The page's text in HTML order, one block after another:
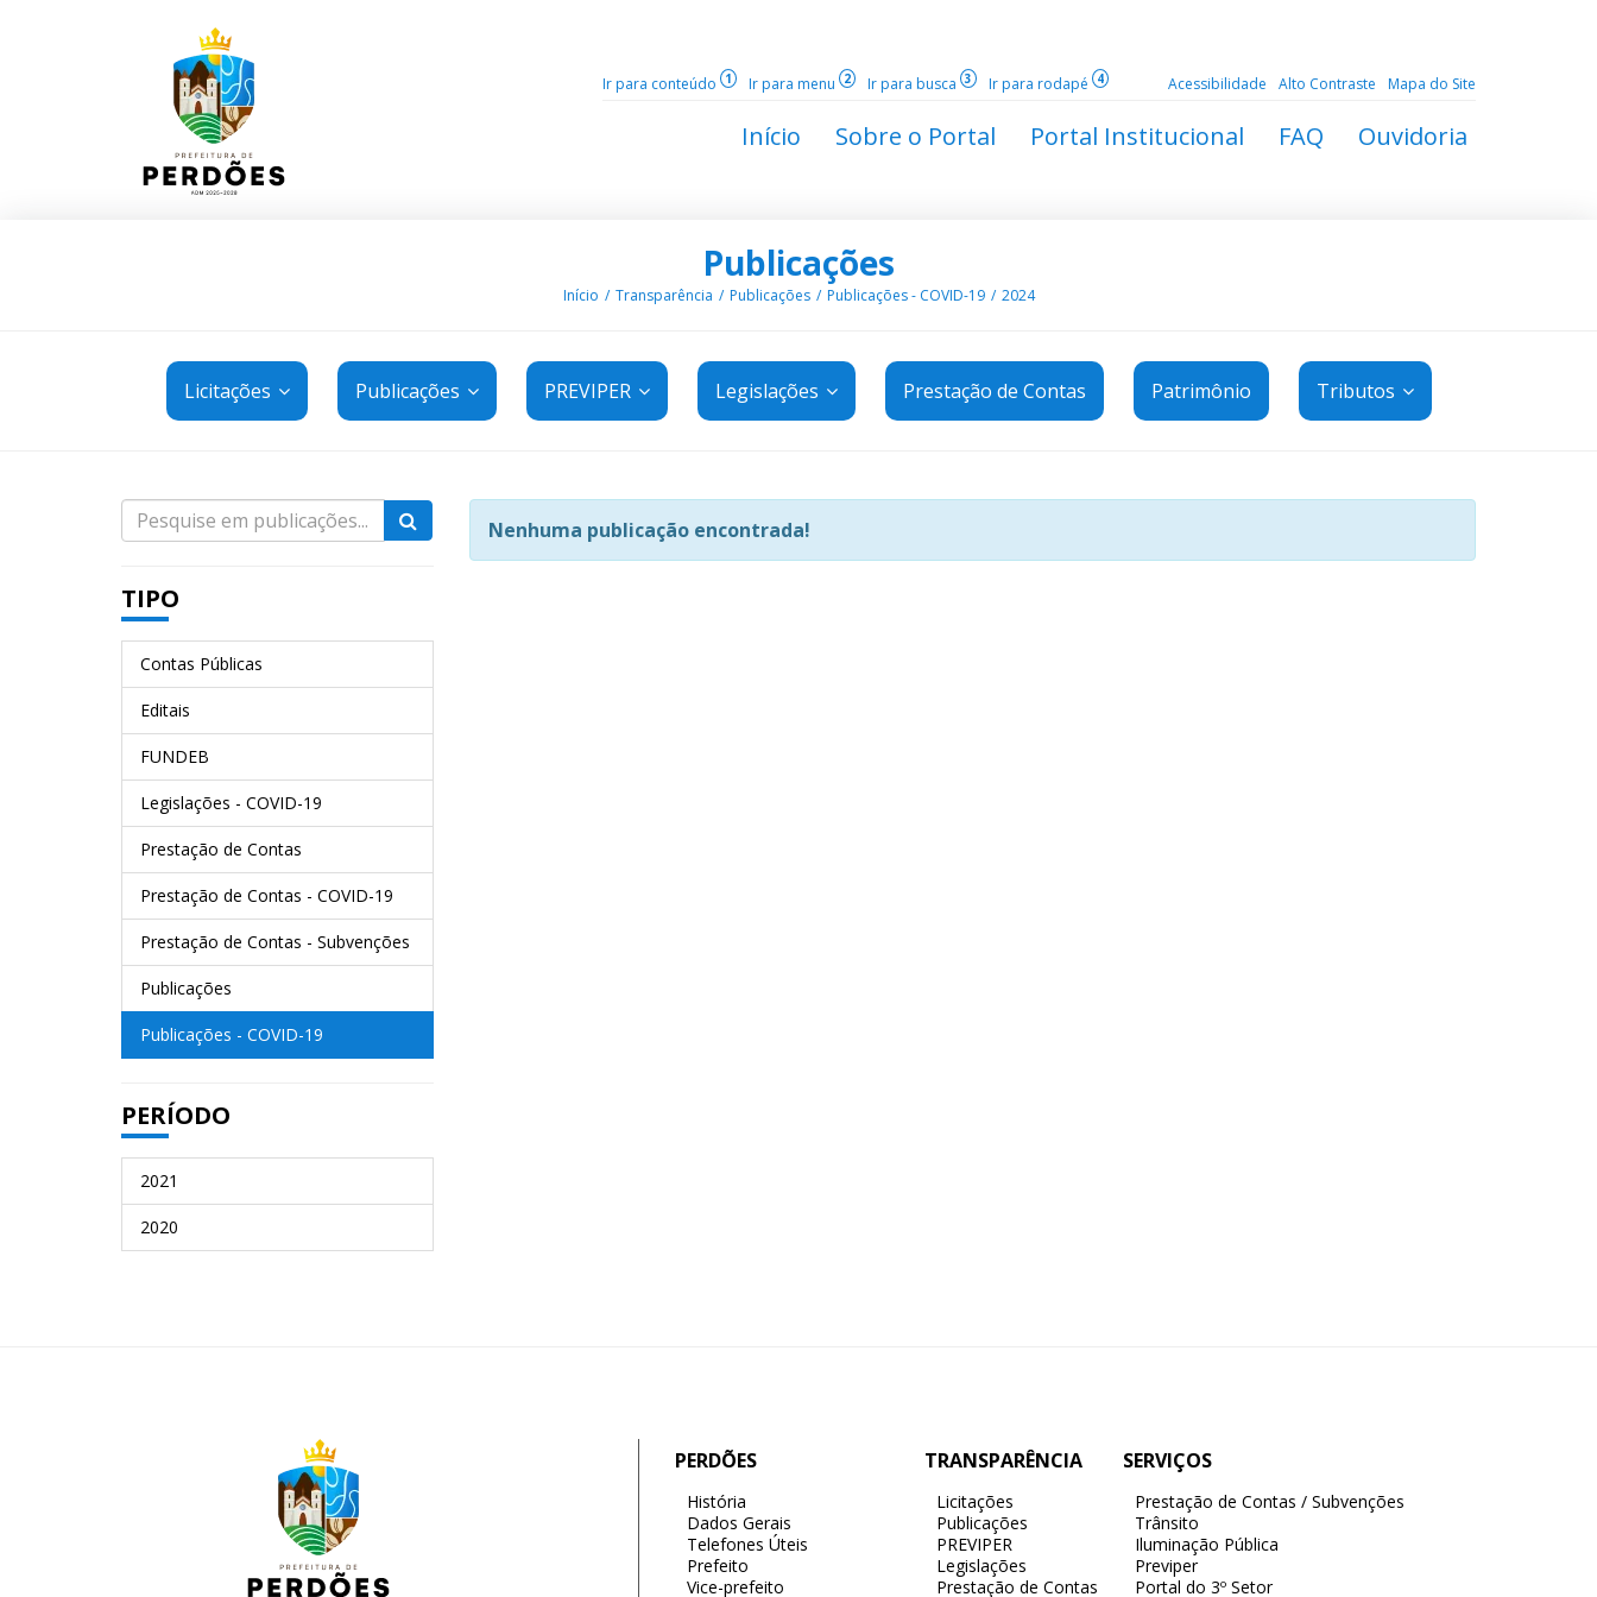
Ir para conteúdo 1 Ir para menu 2 Ir para busca 3 Ir para rodapé 4 Acessibilidade Alto Contraste Mapa do Site
Início Sobre o Portal Portal Institucional FAQ Ouvidoria
Publicações
Início Transparência Publicações Publicações - COVID-19 2024
Licitações Publicações PREVIPER Legislações Prestação de Contas Patrimônio Tributos
TIPO
Contas Públicas
Editais
FUNDEB
Legislações - COVID-19
Prestação de Contas
Prestação de Contas - COVID-19
Prestação de Contas - Subvenções
Publicações
Publicações - COVID-19
PERÍODO
2021
2020
Nenhuma publicação encontrada!
PERDÕES
História
Dados Gerais
Telefones Úteis
Prefeito
Vice-prefeito
TRANSPARÊNCIA
Licitações
Publicações
PREVIPER
Legislações
Prestação de Contas
SERVIÇOS
Prestação de Contas / Subvenções
Trânsito
Iluminação Pública
Previper
Portal do 3º Setor